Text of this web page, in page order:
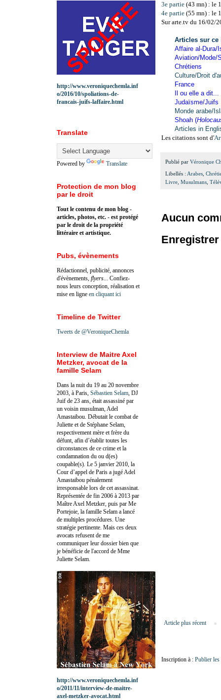
3e partie (43 mn) : le
4e partie (55 mn) : le
Sur arte.tv du 16/02/
Articles sur ce
Affaire al-Dura/
Aviation/Mode/
Chrétiens
Culture/Droit
France
Il ou elle a dit...
Judaïsme/Juifs
Monde arabe/
Shoah (
Articles in
Les citations sont d'
Publié par Véronique
Libellés : Arabes,
Livre, Musulmans,
Aucun
Article plus récent
Inscription à : Publier
http://www.veroniquechemla.inf
o/2016/10/spoliations-de-
francais-juifs-laffaire.html
Translate
Powered by Translate
Protection de mon blog
par le droit
Tout le contenu de mon blog -
articles, photos, etc. - est protégé
par le droit de la propriété
littéraire et artistique.
Pubs, évènements
Rédactionnel, publicité, annonces
d'évènements, flyers ... Confiez-
nous leurs conception, réalisation et
mise en ligne en cliquant ici
Timeline de Twitter
Tweets de @VeroniqueChemla
Interview de Maitre Axel
Metzker, avocat de la
famille Selam
Dans la nuit du 19 au 20 novembre
2003, à Paris, Sébastien Selam , DJ
Juif de 23 ans, était assassiné par
un voisin musulman, Adel
Amastaibou. Débutait le combat de
Juliette et de Stéphane Selam,
respectivement mère et frère du
défunt, afin d’établir toutes les
circonstances de ce crime et la
condamnation du ou d(es)
coupable(s). Le 5 janvier 2010, la
Cour d’appel de Paris a jugé Adel
Amastaibou pénalement
irresponsable lors de cet assassinat.
Représentée de fin 2006 à 2013 par
Maître Axel Metzker, puis par Me
Portejoie, la famille Selam a lancé
de multiples procédures. Une
stratégie pertinente. Mais ces deux
avocats refusent de me
communiquer leur dossier bien que
je bénéficie de l'accord de Mme
Juliette Selam.
http://www.veroniquechemla.inf
o/2011/11/interview-de-maitre-
axel-metzker-avocat.html